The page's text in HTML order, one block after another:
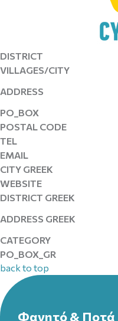
DISTRICT
VILLAGES/CITY
ADDRESS
PO_BOX
POSTAL CODE
TEL
EMAIL
CITY GREEK
WEBSITE
DISTRICT GREEK
ADDRESS GREEK
CATEGORY
PO_BOX_GR
back to top
Φαγητό & Ποτά